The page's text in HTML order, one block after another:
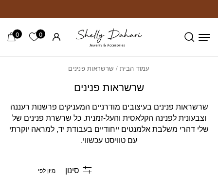
0 הרשימה
0
עמוד הבית/ שרשראות פנינים
שרשראות פנינים
שרשראות פנינים בעיצובים מודרניים המעניקים פרשנות רעננה
וצבעונית לפנינה הקלאסית והעל-זמנית. כל שרשרת פנינים של
שלי דהרי משלבת אלמנטים ייחודיים בעבודת יד, למראה יוקרתי
עם טוויסט עכשווי.
סינון